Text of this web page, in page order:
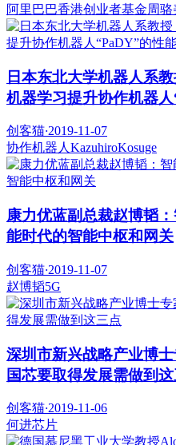
阿里巴巴香港创业者基金周
日本东北大学机器人系
机器学习提升协作机器
创客猫·2019-11-07
协作机器人 KazuhiroKosuge
康力优蓝副总裁赵博韬
能时代的智能中枢和网关
创客猫·2019-11-07
赵博韬5G
深圳市新兴战略产业博
国芯要取得发展需做到
创客猫·2019-11-06
何进芯片